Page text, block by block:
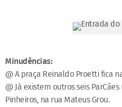
Minudências:
@ A praça Reinaldo Proetti fica
@ Já existem outros seis
Pinheiros, na rua Mateus Grou.